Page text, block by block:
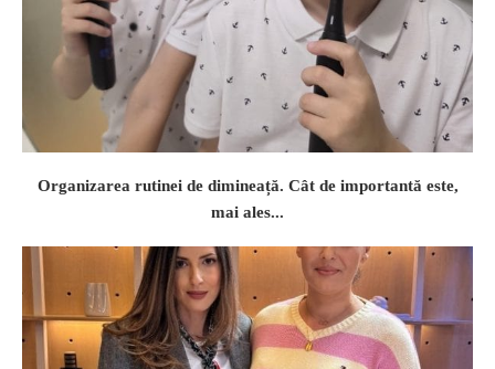
Organizarea rutinei de dimineață. Cât de importantă este,
mai ales...